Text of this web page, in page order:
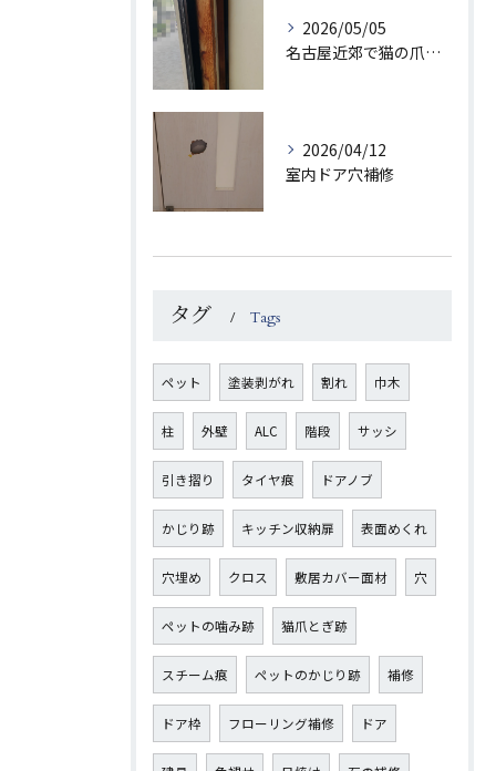
2026/05/05
名古屋近郊で猫の爪とぎでボロボロになった柱を補修させていただきました
2026/04/12
室内ドア穴補修
タグ Tags
ペット 塗装剥がれ 割れ 巾木
柱 外壁 ALC 階段 サッシ
引き摺り タイヤ痕 ドアノブ
かじり跡 キッチン収納扉 表面めくれ
穴埋め クロス 敷居カバー面材 穴
ペットの噛み跡 猫爪とぎ跡
スチーム痕 ペットのかじり跡 補修
ドア枠 フローリング補修 ドア